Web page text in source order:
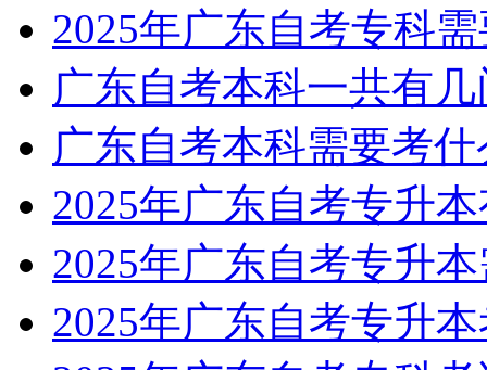
2025年广东自考专科
广东自考本科一共有
广东自考本科需要考
2025年广东自考专升
2025年广东自考专升
2025年广东自考专升